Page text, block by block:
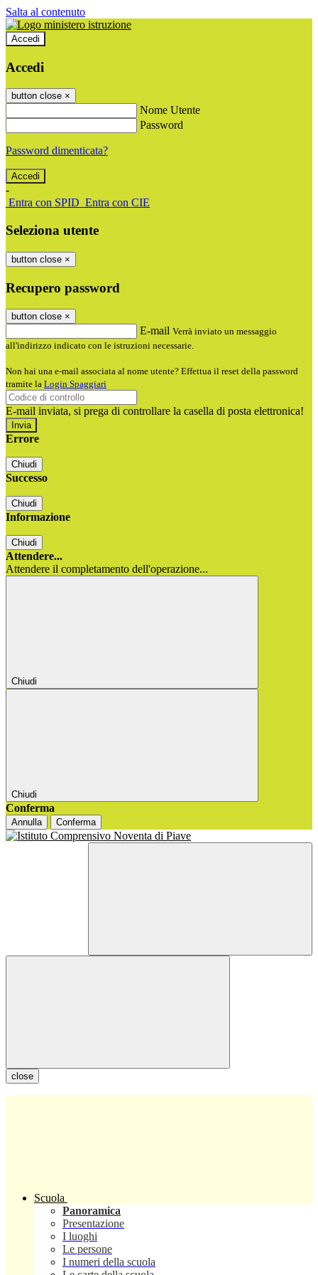
Salta al contenuto
Accedi
Accedi
button close ×
Nome Utente
Password
Password dimenticata?
-
Entra con SPID Entra con CIE
Seleziona utente
button close ×
Recupero password
button close ×
E-mail Verrà inviato un messaggio
all'indirizzo indicato con le istruzioni necessarie.
Non hai una e-mail associata al nome utente? Effettua il reset della password
tramite la Login Spaggiari
E-mail inviata, si prega di controllare la casella di posta elettronica!
Errore
Chiudi
Successo
Chiudi
Informazione
Chiudi
Attendere...
Attendere il completamento dell'operazione...
Chiudi
Chiudi
Conferma
Annulla Conferma
close
Scuola
Panoramica
Presentazione
I luoghi
Le persone
I numeri della scuola